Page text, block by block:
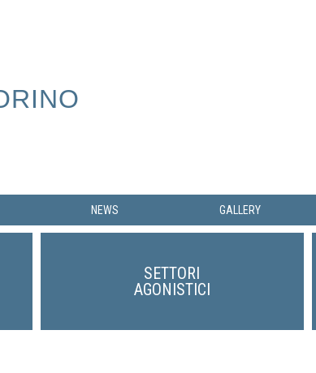
NEWS GALLERY
SETTORI
AGONISTICI